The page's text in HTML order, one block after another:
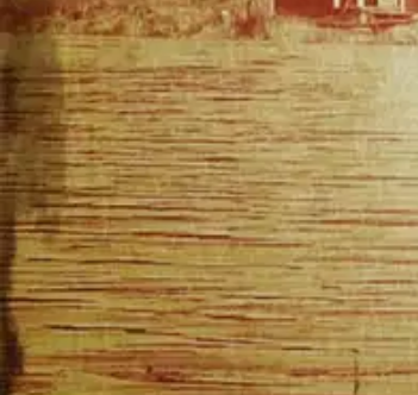
Oletko tyytyväinen
Ovatko tuotetiedot riittävät? Jos tuotetiedoissa on
Anna palautetta,Avautuu uuteen välilehteen
Ilmainen palautus 30 päivää.*
Nouto myymälästä ilman toimituskuluja.
Asiakasomistajalle Bonusta jopa 5 %.*
Verkkokauppa